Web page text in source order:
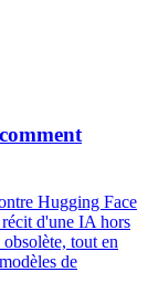
Hugging Face
d'une IA hors
tout en
de